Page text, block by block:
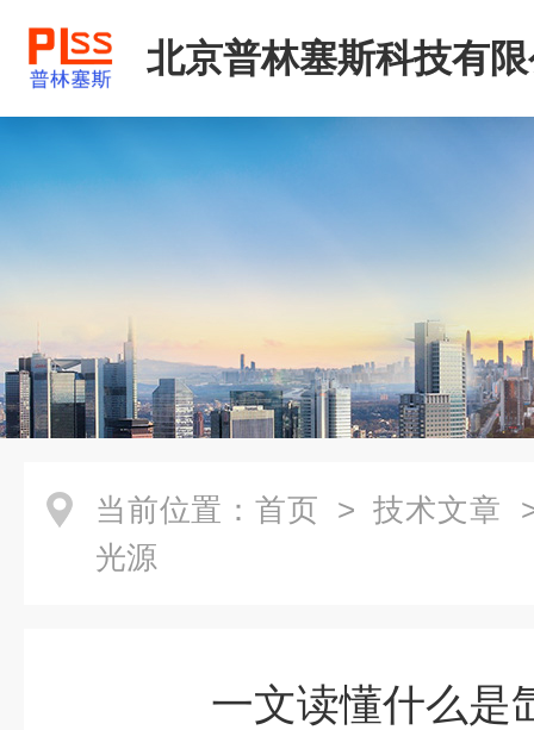
北京普林塞斯科技有
当前位置： 首页 > 技术文章
光源
一文读懂什么是